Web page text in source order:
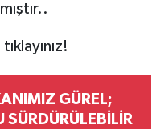
GÜREL;
SÜRDÜRÜLEBİLİR